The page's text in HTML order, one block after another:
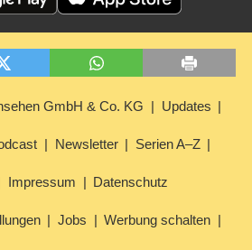
GmbH & Co. KG Updates
Newsletter Serien A–Z
Impressum Datenschutz
Jobs Werbung schalten